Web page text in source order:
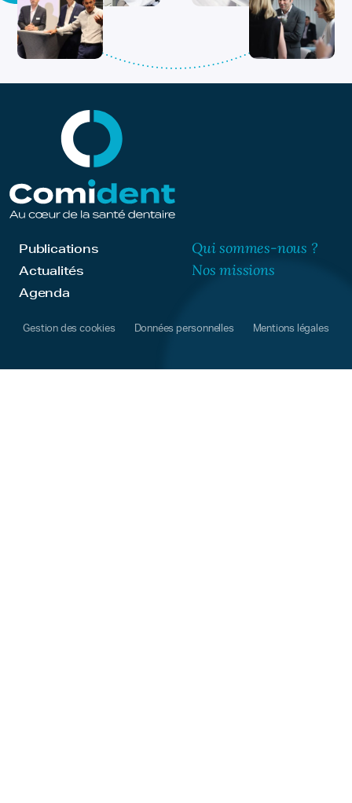
Publications
Actualités
Agenda
Qui sommes-nous ?
Nos missions
Gestion des cookies Données personnelles Mentions légales